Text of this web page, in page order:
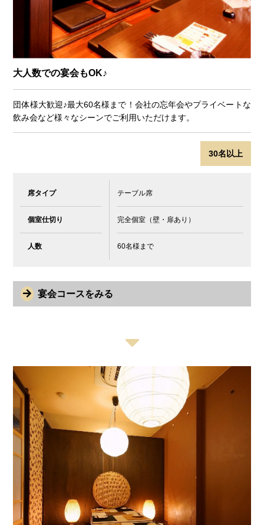
大人数での宴会もOK♪
団体様大歓迎♪最大60名様まで！会社の忘年会やプライベートな
飲み会など様々なシーンでご利用いただけます。
30名以上
席タイプ テーブル席
個室仕切り 完全個室（壁・扉あり）
人数 60名様まで
宴会コースをみる